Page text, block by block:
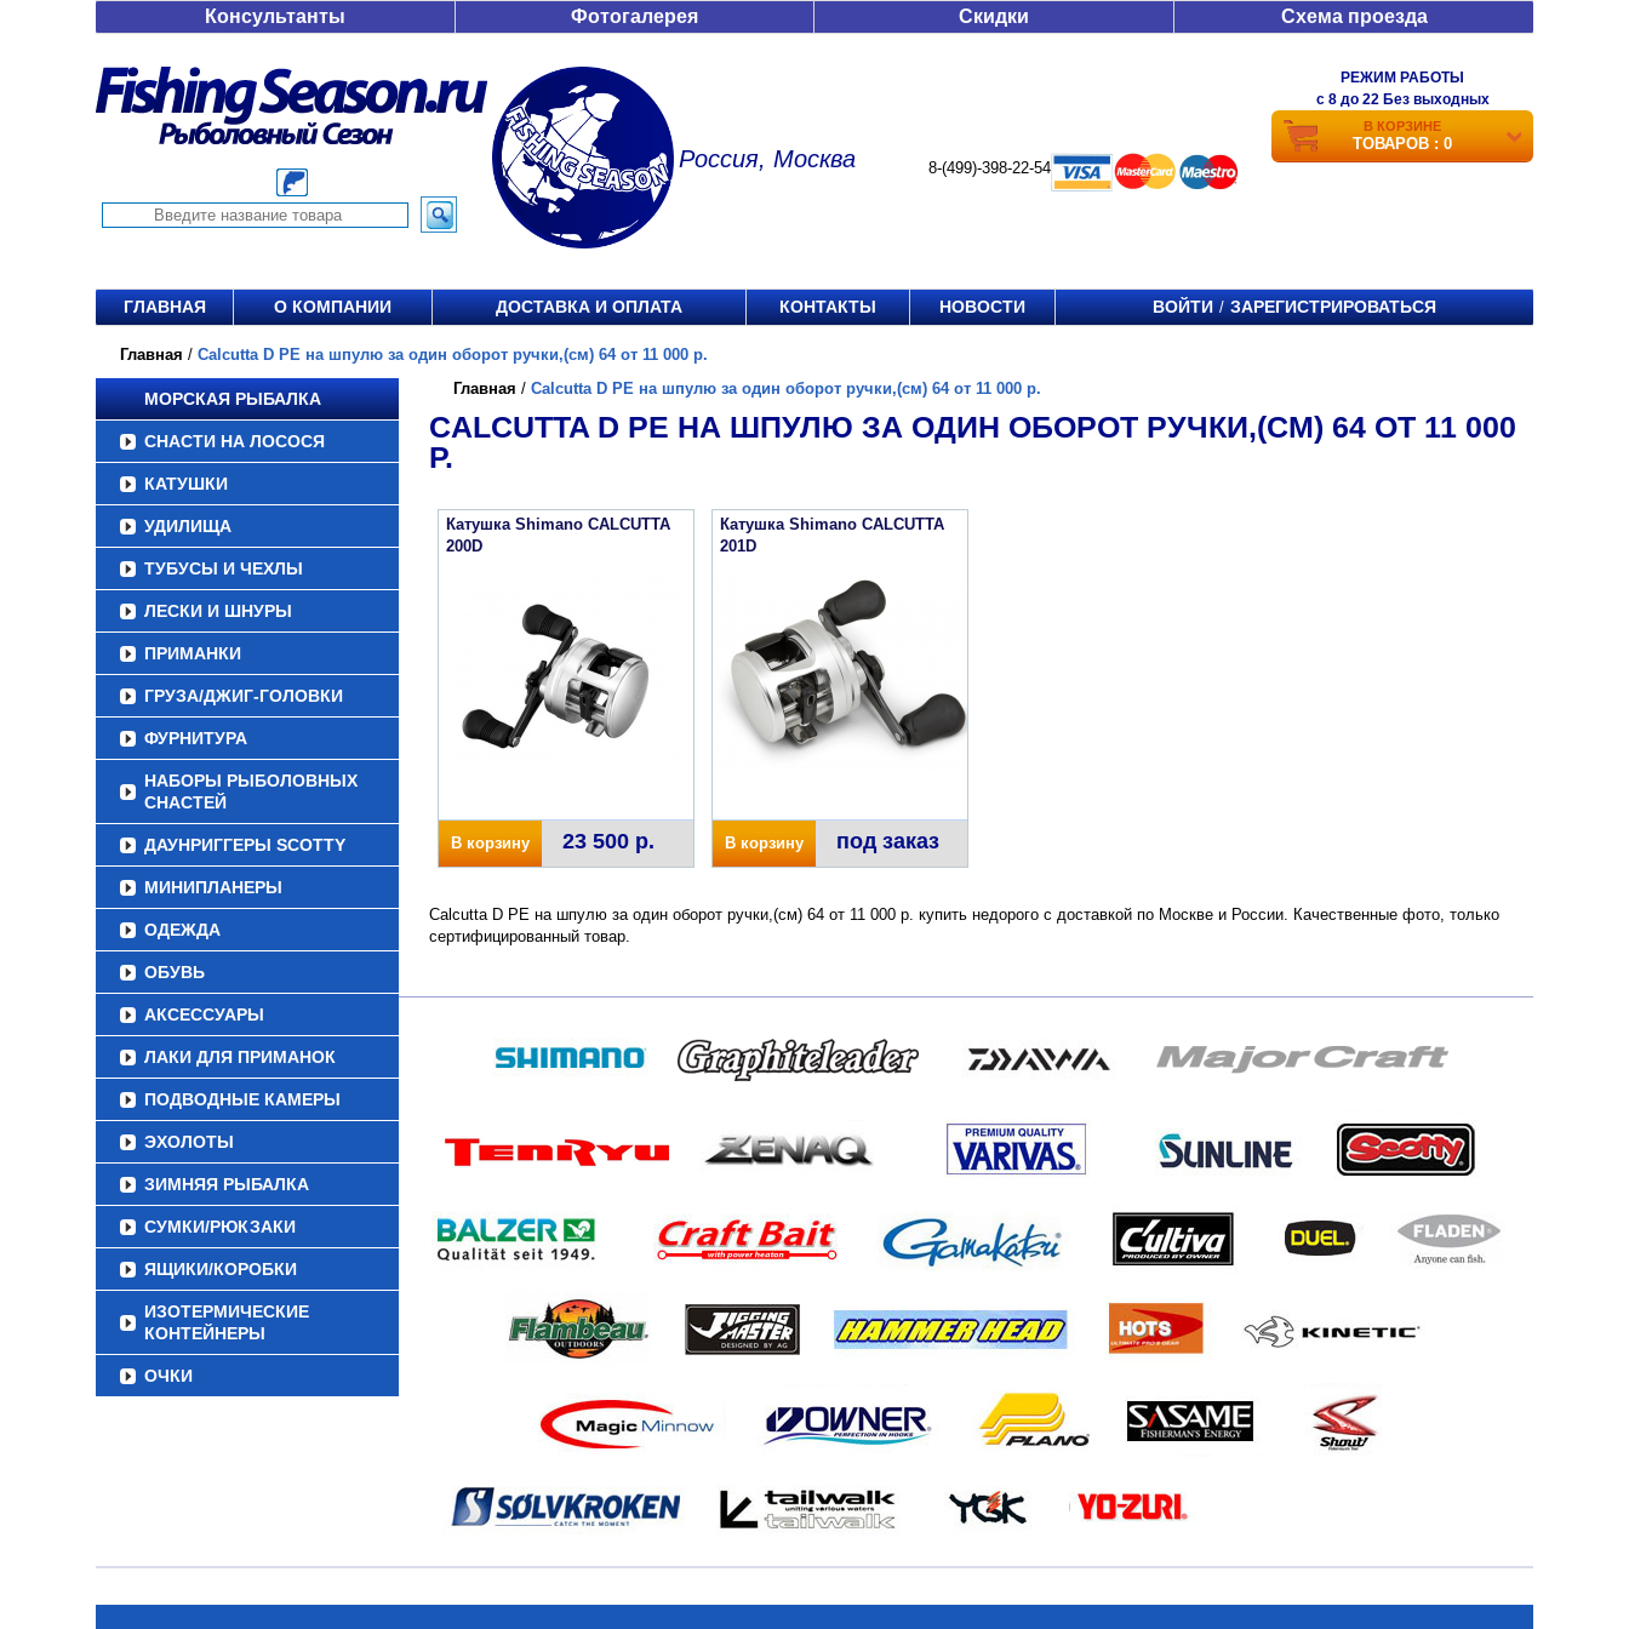
Консультанты Фотогалерея Скидки Схема проезда
Россия, Москва 8-(499)-398-22-54
РЕЖИМ РАБОТЫ
c 8 до 22 Без выходных
В КОРЗИНЕ
ТОВАРОВ : 0
ГЛАВНАЯ О КОМПАНИИ ДОСТАВКА И ОПЛАТА КОНТАКТЫ НОВОСТИ ВОЙТИ / ЗАРЕГИСТРИРОВАТЬСЯ
Главная / Calcutta D PE на шпулю за один оборот ручки,(см) 64 от 11 000 р.
МОРСКАЯ РЫБАЛКА
СНАСТИ НА ЛОСОСЯ
КАТУШКИ
УДИЛИЩА
ТУБУСЫ И ЧЕХЛЫ
ЛЕСКИ И ШНУРЫ
ПРИМАНКИ
ГРУЗА/ДЖИГ-ГОЛОВКИ
ФУРНИТУРА
НАБОРЫ РЫБОЛОВНЫХ
СНАСТЕЙ
ДАУНРИГГЕРЫ SCOTTY
МИНИПЛАНЕРЫ
ОДЕЖДА
ОБУВЬ
АКСЕССУАРЫ
ЛАКИ ДЛЯ ПРИМАНОК
ПОДВОДНЫЕ КАМЕРЫ
ЭХОЛОТЫ
ЗИМНЯЯ РЫБАЛКА
СУМКИ/РЮКЗАКИ
ЯЩИКИ/КОРОБКИ
ИЗОТЕРМИЧЕСКИЕ
КОНТЕЙНЕРЫ
ОЧКИ
Главная / Calcutta D PE на шпулю за один оборот ручки,(см) 64 от 11 000 р.
CALCUTTA D PE НА ШПУЛЮ ЗА ОДИН ОБОРОТ РУЧКИ,(СМ) 64 ОТ 11 000
Р.
Катушка Shimano CALCUTTA
200D
В корзину 23 500 р.
Катушка Shimano CALCUTTA
201D
В корзину под заказ
Calcutta D PE на шпулю за один оборот ручки,(см) 64 от 11 000 р. купить недорого с доставкой по Москве и России. Качественные фото, только
сертифицированный товар.